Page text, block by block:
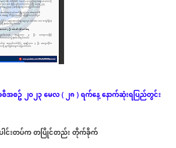
အစဥ်၂၀၂၃မေလ ( ၂၈ ) ရက်နေ့နောက်ဆုံးရပြည်တွင်း
ါင်းတပ်ကတပြိုင်တည်းတိုက်ခိုက်